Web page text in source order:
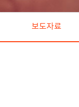
보도자료